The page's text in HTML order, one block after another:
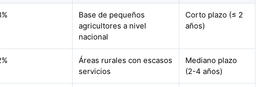
Base de pequeños
agricultores a nivel
nacional
Corto plazo (≤ 2
años)
Áreas rurales con escasos
servicios
Mediano plazo
(2-4 años)